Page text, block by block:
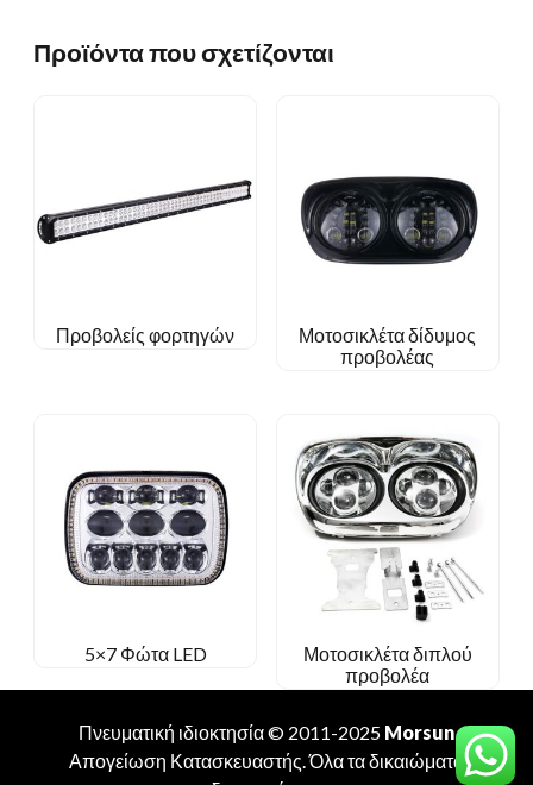
Προϊόντα που σχετίζονται
Προβολείς φορτηγών
Μοτοσικλέτα δίδυμος
προβολέας
5×7 Φώτα LED
Μοτοσικλέτα διπλού
προβολέα
Πνευματική ιδιοκτησία © 2011-2025 Morsun
Απογείωση Κατασκευαστής. Όλα τα δικαιώματα